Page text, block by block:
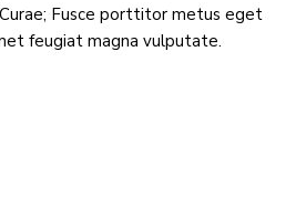
Fusce porttitor metus eget
feugiat magna vulputate.